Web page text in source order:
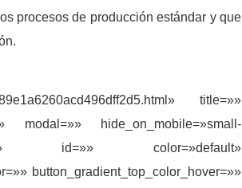
procesos de producción estándar y que
title=»»
modal=»» hide_on_mobile=»small-
id=»» color=»default»
button_gradient_top_color_hover=»»